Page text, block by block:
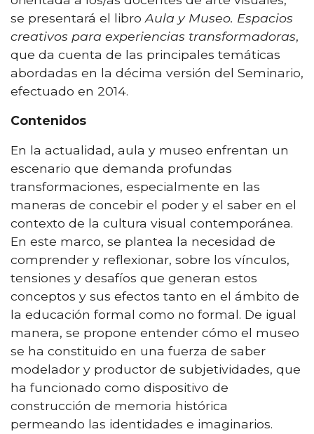
se presentará el libro Aula y Museo. Espacios
creativos para experiencias transformadoras,
que da cuenta de las principales temáticas
abordadas en la décima versión del Seminario,
efectuado en 2014.
Contenidos
En la actualidad, aula y museo enfrentan un
escenario que demanda profundas
transformaciones, especialmente en las
maneras de concebir el poder y el saber en el
contexto de la cultura visual contemporánea.
En este marco, se plantea la necesidad de
comprender y reflexionar, sobre los vínculos,
tensiones y desafíos que generan estos
conceptos y sus efectos tanto en el ámbito de
la educación formal como no formal. De igual
manera, se propone entender cómo el museo
se ha constituido en una fuerza de saber
modelador y productor de subjetividades, que
ha funcionado como dispositivo de
construcción de memoria histórica
permeando las identidades e imaginarios.